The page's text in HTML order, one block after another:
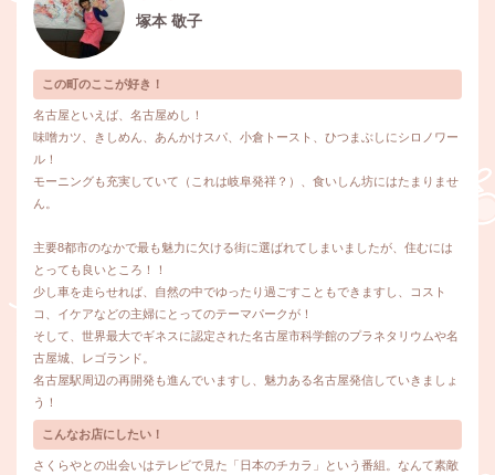
塚本 敬子
この町のここが好き！
名古屋といえば、名古屋めし！
味噌カツ、きしめん、あんかけスパ、小倉トースト、ひつまぶしにシロノワー
ル！
モーニングも充実していて（これは岐阜発祥？）、食いしん坊にはたまりませ
ん。
主要8都市のなかで最も魅力に欠ける街に選ばれてしまいましたが、住むには
とっても良いところ！！
少し車を走らせれば、自然の中でゆったり過ごすこともできますし、コスト
コ、イケアなどの主婦にとってのテーマパークが！
そして、世界最大でギネスに認定された名古屋市科学館のプラネタリウムや名
古屋城、レゴランド。
名古屋駅周辺の再開発も進んでいますし、魅力ある名古屋発信していきましょ
う！
こんなお店にしたい！
さくらやとの出会いはテレビで見た「日本のチカラ」という番組。なんて素敵